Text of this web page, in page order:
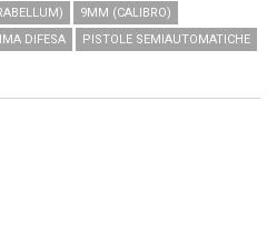
9MM (CALIBRO)
DIFESA PISTOLE SEMIAUTOMATICHE